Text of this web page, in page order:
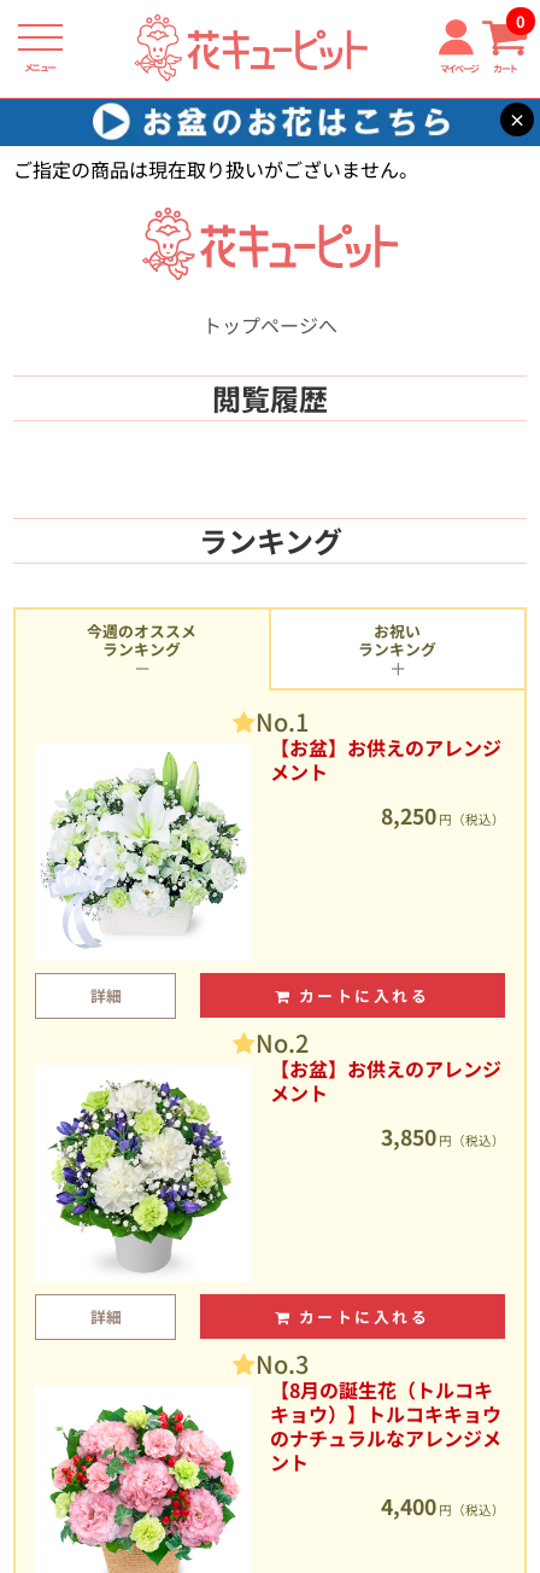
メニュー マイページ カート
0
×
花キューピット 【】
ご指定の商品は現在取り扱いがございません。
トップページへ
閲覧履歴
ランキング
今週のオススメ
ランキング
No.1
【お盆】お供えのアレンジ
メント
8,250 円（税込）
詳細 カートに入れる
No.2
【お盆】お供えのアレンジ
メント
3,850 円（税込）
詳細 カートに入れる
No.3
【8月の誕生花（トルコキ
キョウ）】トルコキキョウ
のナチュラルなアレンジメ
ント
4,400 円（税込）
お祝い
ランキング